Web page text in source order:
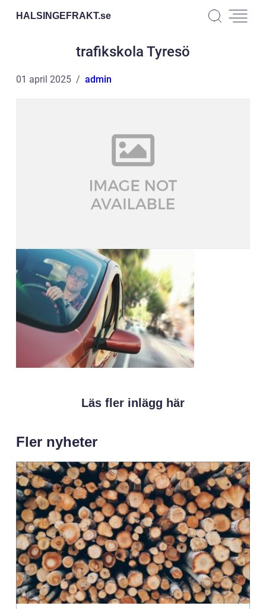
HALSINGEFRAKT.se
trafikskola Tyresö
01 april 2025 admin
Läs fler inlägg här
Fler nyheter